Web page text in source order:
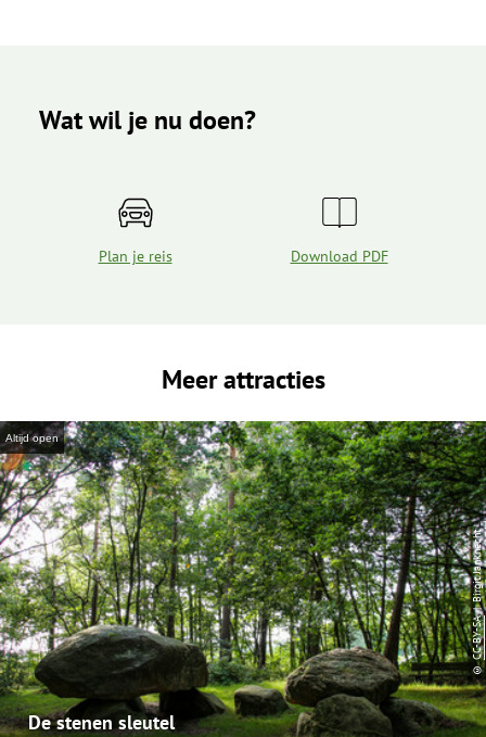
Wat wil je nu doen?
Plan je reis Download PDF
Meer attracties
Altijd open
De stenen sleutel
©
CC-BY-SA
| Birgit Janknecht